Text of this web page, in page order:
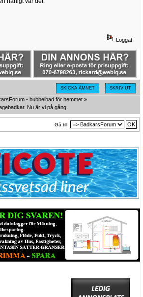
Loggat
SKICKA ÄMNET SKRIV UT
- bubbelbad för hemmet »
Nu är vi på gång.
Gå till: